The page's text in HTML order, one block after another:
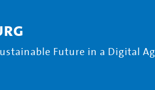
Future in a Digital